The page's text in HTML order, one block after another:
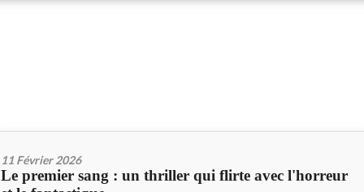
11 Février 2026
Le premier sang : un thriller qui flirte avec l'horreur